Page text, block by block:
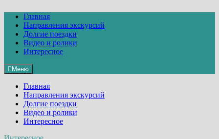
содержимому
Главная
Направления экскурсий
Долгие поездки
Видео и ролики
Интересное
Меню
Главная
Направления экскурсий
Долгие поездки
Видео и ролики
Интересное